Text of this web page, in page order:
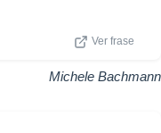
Ver frase
Michele Bachmann